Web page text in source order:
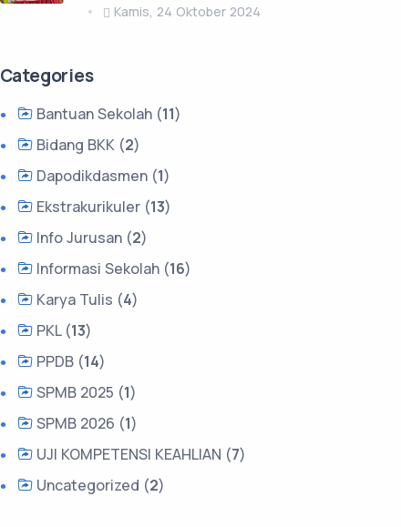
Kamis, 24 Oktober 2024
Categories
Bantuan Sekolah (11)
Bidang BKK (2)
Dapodikdasmen (1)
Ekstrakurikuler (13)
Info Jurusan (2)
Informasi Sekolah (16)
Karya Tulis (4)
PKL (13)
PPDB (14)
SPMB 2025 (1)
SPMB 2026 (1)
UJI KOMPETENSI KEAHLIAN (7)
Uncategorized (2)